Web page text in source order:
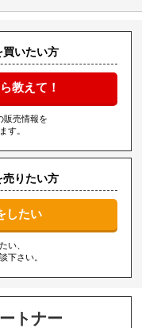
いたい方
教えて！
販売情報を
す。
りたい方
したい
い、
下さい。
トナー